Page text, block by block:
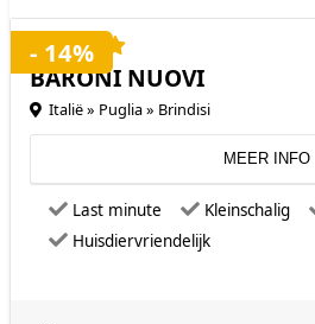
BARONI NUOVI
Italië » Puglia » Brindisi
MEER INFO
Last minute Kleinschalig
Huisdiervriendelijk
- 14%